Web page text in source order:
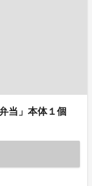
当」本体１個